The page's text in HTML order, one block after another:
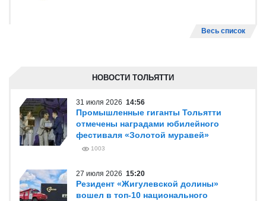
Весь список
НОВОСТИ ТОЛЬЯТТИ
31 июля 2026 14:56
Промышленные гиганты Тольятти
отмечены наградами юбилейного
фестиваля «Золотой муравей»
1003
27 июля 2026 15:20
Резидент «Жигулевской долины»
вошел в топ-10 национального